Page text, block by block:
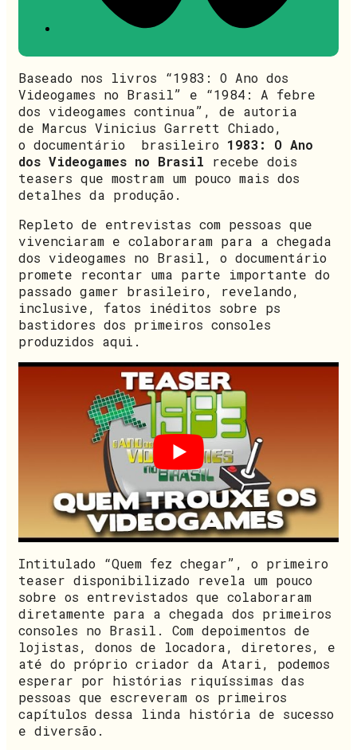
Baseado nos livros “1983: O Ano dos
Videogames no Brasil” e “1984: A febre
dos videogames continua”, de autoria
de Marcus Vinicius Garrett Chiado,
o documentário brasileiro 1983: O Ano
dos Videogames no Brasil recebe dois
teasers que mostram um pouco mais dos
detalhes da produção.
Repleto de entrevistas com pessoas que
vivenciaram e colaboraram para a chegada
dos videogames no Brasil, o documentário
promete recontar uma parte importante do
passado gamer brasileiro, revelando,
inclusive, fatos inéditos sobre ps
bastidores dos primeiros consoles
produzidos aqui.
Intitulado “Quem fez chegar”, o primeiro
teaser disponibilizado revela um pouco
sobre os entrevistados que colaboraram
diretamente para a chegada dos primeiros
consoles no Brasil. Com depoimentos de
lojistas, donos de locadora, diretores, e
até do próprio criador da Atari, podemos
esperar por histórias riquíssimas das
pessoas que escreveram os primeiros
capítulos dessa linda história de sucesso
e diversão.